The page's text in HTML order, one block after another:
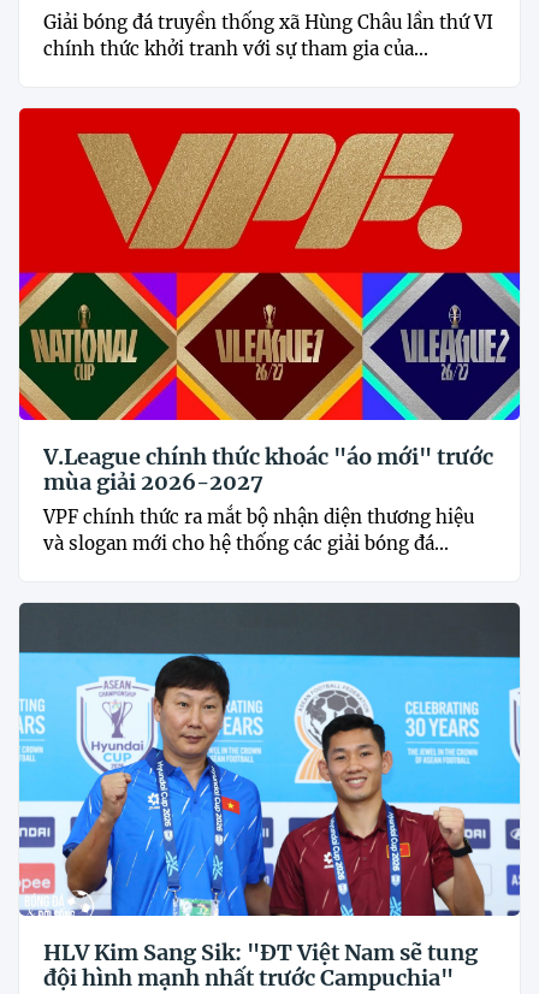
Giải bóng đá truyền thống xã Hùng Châu lần thứ VI
chính thức khởi tranh với sự tham gia của...
V.League chính thức khoác "áo mới" trước
mùa giải 2026-2027
VPF chính thức ra mắt bộ nhận diện thương hiệu
và slogan mới cho hệ thống các giải bóng đá...
HLV Kim Sang Sik: "ĐT Việt Nam sẽ tung
đội hình mạnh nhất trước Campuchia"